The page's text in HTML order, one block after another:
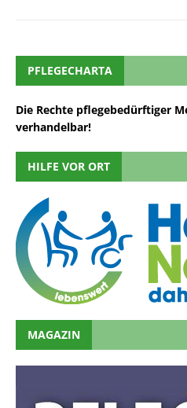
PFLEGECHARTA
Die Rechte pflegebedürftiger
verhandelbar!
HILFE VOR ORT
MAGAZIN